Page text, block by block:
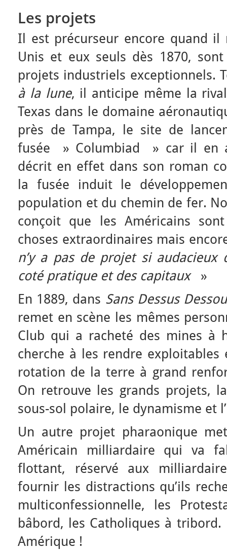
Les projets
Il est précurseur encore quand il
Unis et eux seuls dès 1870,
projets industriels exceptionnels.
à la lune, il anticipe même la
Texas dans le domaine
près de Tampa, le site de
fusée » Columbiad » car il en
décrit en effet dans son roman
la fusée induit le
population et du chemin de fer.
conçoit que les Américains
choses extraordinaires mais
n’y a pas de projet si audacieux
coté pratique et des capitaux
»
En 1889, dans Sans Dessus
remet en scène les mêmes
Club qui a racheté des mines à
cherche à les rendre exploitables
rotation de la terre à grand
On retrouve les grands projets,
sous-sol polaire, le dynamisme et
Un autre projet pharaonique
Américain milliardaire qui va
flottant, réservé aux
fournir les distractions qu’ils
multiconfessionnelle, les
bâbord, les Catholiques à tribord.
Amérique !